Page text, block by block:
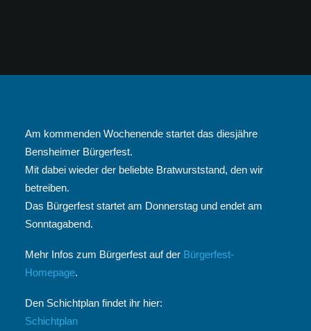
Am kommenden Wochenende startet das diesjähre
Bensheimer Bürgerfest.
Mit dabei wieder der beliebte Bratwurststand, den wir
betreiben.
Das Bürgerfest startet am Donnerstag und endet am
Sonntagabend.
Mehr Infos zum Bürgerfest auf der Bürgerfest-
Homepage.
Den Schichtplan findet ihr hier:
Schichtplan